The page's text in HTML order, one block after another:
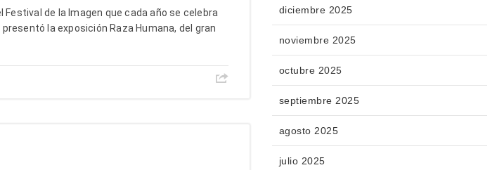
de la Imagen que cada año se celebra
la exposición Raza Humana, del gran
diciembre 2025
noviembre 2025
octubre 2025
septiembre 2025
agosto 2025
julio 2025